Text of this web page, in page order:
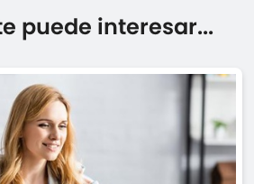
puede interesar...